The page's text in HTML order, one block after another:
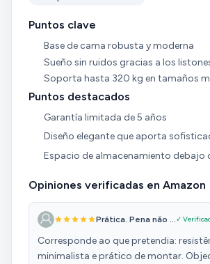
Puntos clave
Base de cama robusta y moderna
Sueño sin ruidos gracias a los
Soporta hasta 320 kg en tamaños
Puntos destacados
Garantía limitada de 5 años
Diseño elegante que aporta
Espacio de almacenamiento debajo
Opiniones verificadas en Amazon
Prática. Pena não ... ✓
Corresponde ao que pretendia:
minimalista e prático de montar.